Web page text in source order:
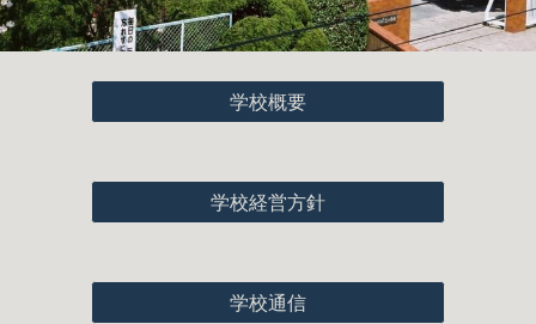
学校概要
学校経営方針
学校通信